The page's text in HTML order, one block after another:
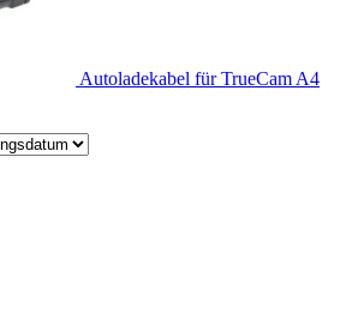
Autoladekabel für TrueCam A4